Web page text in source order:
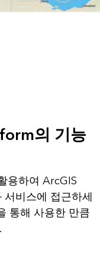
의 기능
용하여 ArcGIS
비스에 접근하세
통해 사용한 만큼